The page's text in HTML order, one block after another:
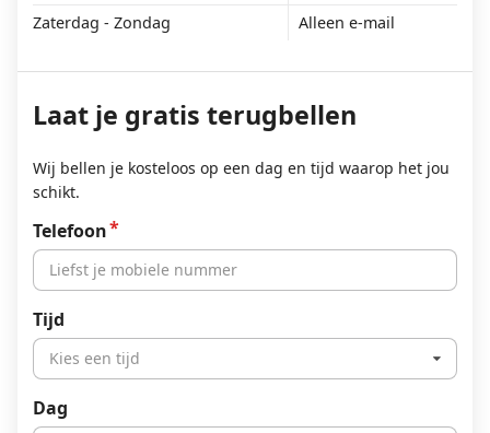
Zaterdag - Zondag
Alleen e-mail
Laat je gratis terugbellen
Wij bellen je kosteloos op een dag en tijd waarop het jou
schikt.
Telefoon
Tijd
Kies een tijd
Dag